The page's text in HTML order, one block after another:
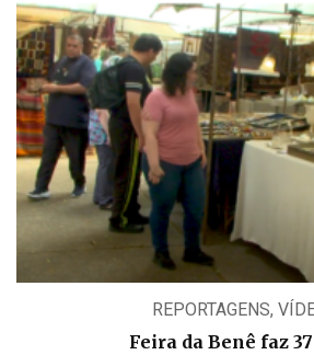
REPORTAGENS,
Feira da Benê faz